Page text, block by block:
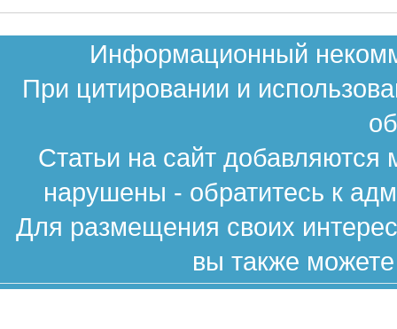
Информационный
При цитировании и
Статьи на сайт
нарушены - обратитесь к
Для размещения своих
вы также